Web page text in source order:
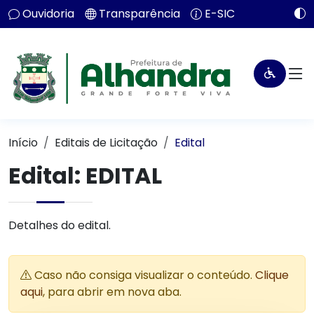
Ouvidoria Transparência E-SIC
Início Editais de Licitação Edital
Edital: EDITAL
Detalhes do edital.
Caso não consiga visualizar o conteúdo. Clique
aqui, para abrir em nova aba.